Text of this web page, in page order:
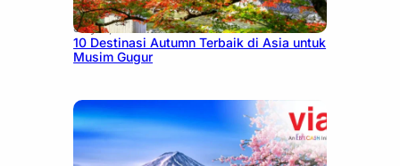
July 9, 2026
10 Destinasi Autumn Terbaik di Asia untuk
Musim Gugur